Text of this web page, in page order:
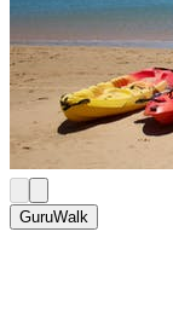
GuruWalk